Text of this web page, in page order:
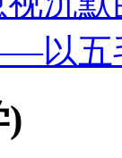
以五
)